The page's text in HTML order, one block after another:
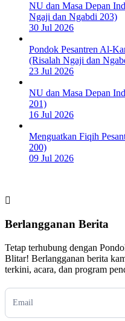
NU dan Masa Depan
Ngaji dan Ngabdi 203)
30 Jul 2026
Pondok Pesantren Al-
(Risalah Ngaji dan
23 Jul 2026
NU dan Masa Depan
201)
16 Jul 2026
Menguatkan Fiqih
200)
09 Jul 2026
Berlangganan Berita
Tetap terhubung dengan
Blitar! Berlangganan berita
terkini, acara, dan program
Subscription